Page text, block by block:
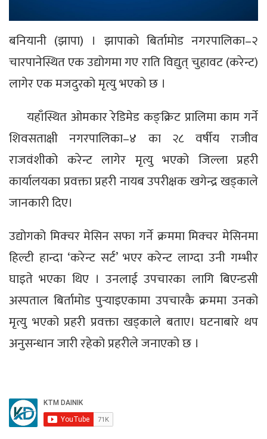
बनियानी (झापा) । झापाको बिर्तामोड नगरपालिका–२
चारपानेस्थित एक उद्योगमा गए राति विद्युत् चुहावट (करेन्ट)
लागेर एक मजदुरको मृत्यु भएको छ ।
यहाँस्थित ओमकार रेडिमेड कङ्क्रिट प्रालिमा काम गर्ने
शिवसताक्षी नगरपालिका–४ का २८ वर्षीय राजीव
राजवंशीको करेन्ट लागेर मृत्यु भएको जिल्ला प्रहरी
कार्यालयका प्रवक्ता प्रहरी नायब उपरीक्षक खगेन्द्र खड्काले
जानकारी दिए।
उद्योगको मिक्चर मेसिन सफा गर्ने क्रममा मिक्चर मेसिनमा
हिल्टी हान्दा ‘करेन्ट सर्ट’ भएर करेन्ट लाग्दा उनी गम्भीर
घाइते भएका थिए । उनलाई उपचारका लागि बिएन्डसी
अस्पताल बिर्तामोड पुर्‍याइएकामा उपचारकै क्रममा उनको
मृत्यु भएको प्रहरी प्रवक्ता खड्काले बताए। घटनाबारे थप
अनुसन्धान जारी रहेको प्रहरीले जनाएको छ ।